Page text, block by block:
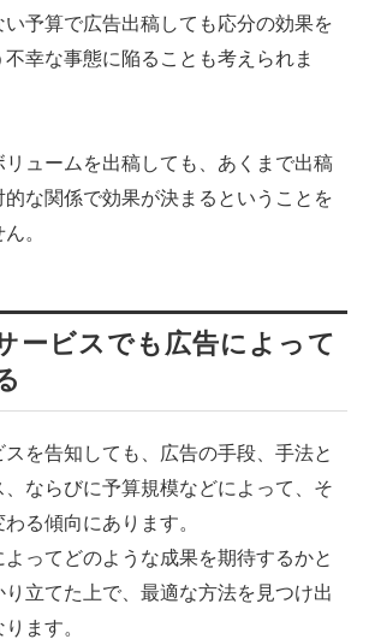
予算で広告出稿しても応分の効果を
幸な事態に陥ることも考えられま
リュームを出稿しても、あくまで出稿
な関係で効果が決まるということを
。
ービスでも広告によって
を告知しても、広告の手段、手法と
、ならびに予算規模などによって、そ
る傾向にあります。
ってどのような成果を期待するかと
立てた上で、最適な方法を見つけ出
ます。
ェア 投稿